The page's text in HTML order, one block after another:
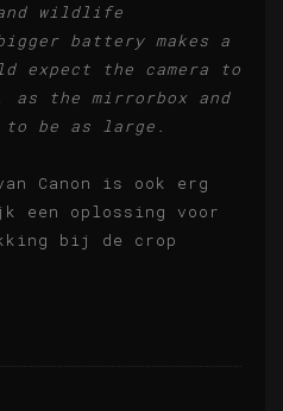
wildlife
battery makes a
expect the camera to
as the mirrorbox and
to be as large.
Canon is ook erg
een oplossing voor
bij de crop